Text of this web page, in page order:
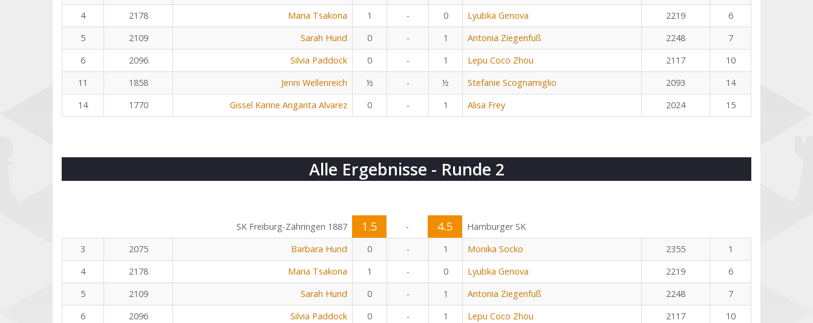
4
2178 Maria Tsakona 1 - 0 Lyubka Genova 2219
6
5
2109 Sarah Hund 0 - 1 Antonia Ziegenfuß 2248
7
6
2096 Silvia Paddock 0 - 1 Lepu Coco Zhou 2117
10
11
1858 Jenni Wellenreich ½ - ½ Stefanie Scognamiglio 2093
14
14
1770 Gissel Karine Angarita Alvarez 0 - 1 Alisa Frey 2024 15
Alle Ergebnisse - Runde 2
SK Freiburg-Zähringen 1887 1.5 - 4.5
Hamburger SK
3
2075 Barbara Hund 0 - 1 Monika Socko 2355
1
4
2178 Maria Tsakona 1 - 0 Lyubka Genova 2219
6
5
2109 Sarah Hund 0 - 1 Antonia Ziegenfuß 2248
7
6
2096 Silvia Paddock 0 - 1 Lepu Coco Zhou 2117
10